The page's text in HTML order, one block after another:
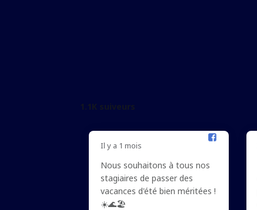
Il y a 1 mois
Nous souhaitons à tous nos
stagiaires de passer des
vacances d'été bien méritées !
☀️🌊🏖️